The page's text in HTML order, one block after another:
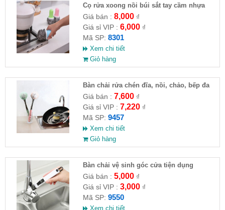
Cọ rửa xoong nồi búi sắt tay cầm nhựa
Giá bán : 8,000₫
Giá sỉ VIP : 6,000₫
Mã SP: 8301
Xem chi tiết
Giỏ hàng
Bàn chải rửa chén đĩa, nồi, chảo, bếp đa
năng 27x6cm
Giá bán : 7,600₫
Giá sỉ VIP : 7,220₫
Mã SP: 9457
Xem chi tiết
Giỏ hàng
Bàn chải vệ sinh góc cửa tiện dụng
Giá bán : 5,000₫
Giá sỉ VIP : 3,000₫
Mã SP: 9550
Xem chi tiết